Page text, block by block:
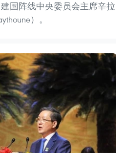
国阵线中央委员会主席辛拉
）。